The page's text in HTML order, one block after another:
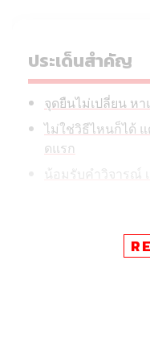
ประเด็นสำคัญ
จุดยืนไม่เปลี่ยน ห
ไม่ใช่วิธีไหนก็ได้
ดแรก
น้อมรับคำวิจารณ์
ล่าสุดวันนี้ (4 มิถุนายน)